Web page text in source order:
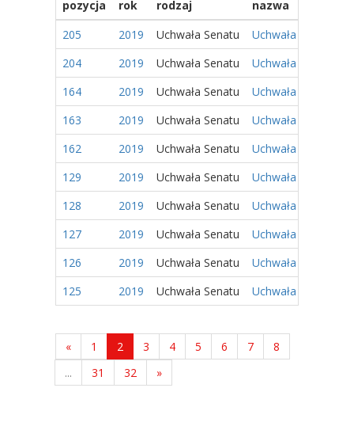
pozycja rok rodzaj
nazwa
205
2019 Uchwała Senatu
Uchwała Nr 109/
204
2019 Uchwała Senatu
Uchwała Nr 108/
164
2019 Uchwała Senatu
Uchwała Nr 81/
163
2019 Uchwała Senatu
Uchwała Nr 80/
162
2019 Uchwała Senatu
Uchwała Nr 79/
129
2019 Uchwała Senatu
Uchwała Nr 59/
128
2019 Uchwała Senatu
Uchwała Nr 58/
127
2019 Uchwała Senatu
Uchwała Nr 57/
126
2019 Uchwała Senatu
Uchwała Nr 56/
125
2019 Uchwała Senatu Uchwała Nr 55/
« 1 2 3 4 5 6 7
8
...
31 32 »